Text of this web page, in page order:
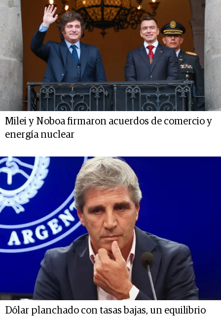
Milei y Noboa firmaron acuerdos de comercio y
energía nuclear
Dólar planchado con tasas bajas, un equilibrio